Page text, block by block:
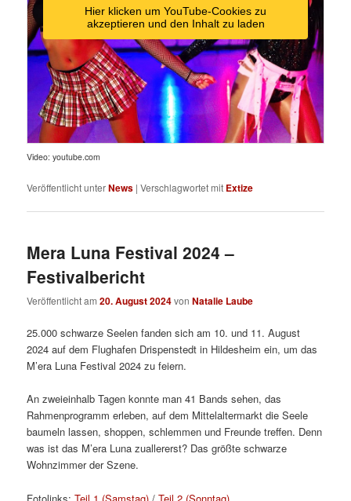
Hier klicken um YouTube-Cookies zu
akzeptieren und den Inhalt zu laden
Video: youtube.com
Veröffentlicht unterNews |Verschlagwortet mit Extize
Mera Luna Festival 2024 –
Festivalbericht
Veröffentlicht am20. August 2024vonNatalie Laube
25.000 schwarze Seelen fanden sich am 10. und 11. August
2024 auf dem Flughafen Drispenstedt in Hildesheim ein, um das
M’era Luna Festival 2024 zu feiern.
An zweieinhalb Tagen konnte man 41 Bands sehen, das
Rahmenprogramm erleben, auf dem Mittelaltermarkt die Seele
baumeln lassen, shoppen, schlemmen und Freunde treffen. Denn
was ist das M’era Luna zuallererst? Das größte schwarze
Wohnzimmer der Szene.
Fotolinks:Teil 1 (Samstag) /Teil 2 (Sonntag)